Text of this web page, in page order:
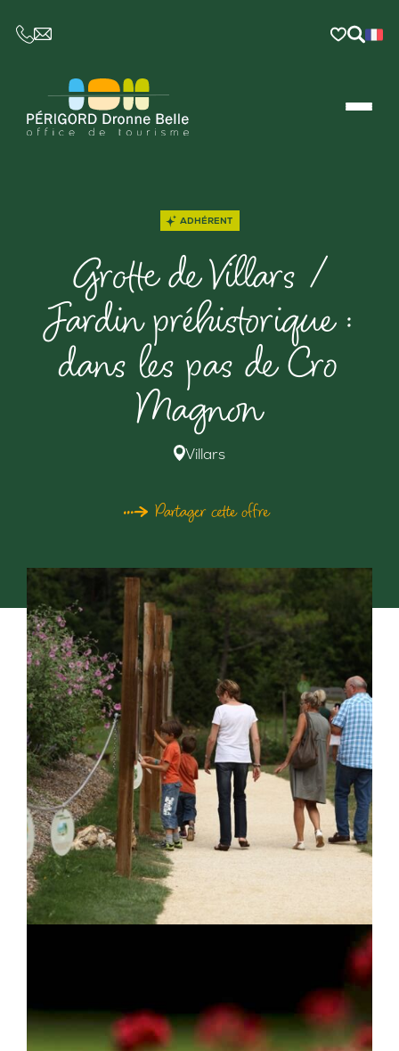
CE LIEN OUVRIRA VOTRE LOGICIEL DE
ADHÉRENT
Grotte de Villars /
Jardin préhistorique :
dans les pas de Cro
Magnon
Villars
Partager cette offre